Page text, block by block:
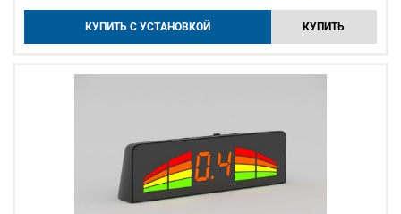
КУПИТЬ С УСТАНОВКОЙ КУПИТЬ